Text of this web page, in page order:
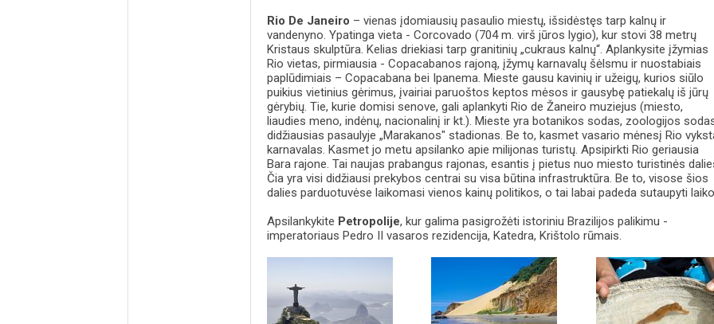
Rio De Janeiro – vienas įdomiausių pasaulio miestų, išsidėstęs tarp kalnų ir
vandenyno. Ypatinga vieta - Corcovado (704 m. virš jūros lygio), kur stovi 38 metrų
Kristaus skulptūra. Kelias driekiasi tarp granitinių „cukraus kalnų“. Aplankysite įžymias
Rio vietas, pirmiausia - Copacabanos rajoną, įžymų karnavalų šėlsmu ir nuostabiais
paplūdimiais – Copacabana bei Ipanema. Mieste gausu kavinių ir užeigų, kurios siūlo
puikius vietinius gėrimus, įvairiai paruoštos keptos mėsos ir gausybę patiekalų iš jūrų
gėrybių. Tie, kurie domisi senove, gali aplankyti Rio de Žaneiro muziejus (miesto,
liaudies meno, indėnų, nacionalinį ir kt.). Mieste yra botanikos sodas, zoologijos
didžiausias pasaulyje „Marakanos" stadionas. Be to, kasmet vasario mėnesį Rio
karnavalas. Kasmet jo metu apsilanko apie milijonas turistų. Apsipirkti Rio geriausia
Bara rajone. Tai naujas prabangus rajonas, esantis į pietus nuo miesto turistinės
Čia yra visi didžiausi prekybos centrai su visa būtina infrastruktūra. Be to, visose šios
dalies parduotuvėse laikomasi vienos kainų politikos, o tai labai padeda sutaupyti
Apsilankykite Petropolije, kur galima pasigrožėti istoriniu Brazilijos palikimu -
imperatoriaus Pedro II vasaros rezidencija, Katedra, Krištolo rūmais.